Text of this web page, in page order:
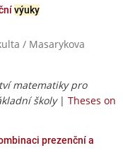
výuky
/ Masarykova
matematiky pro
školy| Theses on
prezenční a